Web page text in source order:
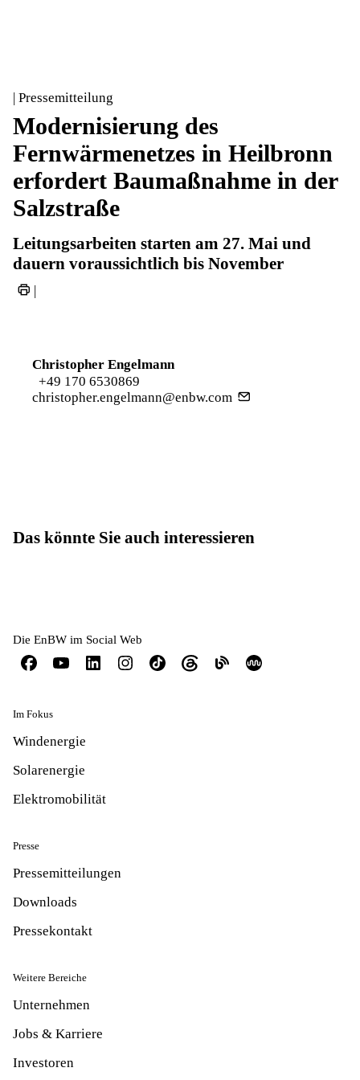
| Pressemitteilung
Modernisierung des
Fernwärmenetzes in Heilbronn
erfordert Baumaßnahme in der
Salzstraße
Leitungsarbeiten starten am 27. Mai und
dauern voraussichtlich bis November
|
Christopher Engelmann
+49 170 6530869
christopher.engelmann@enbw.com
Das könnte Sie auch interessieren
Die EnBW im Social Web
Im Fokus
Windenergie
Solarenergie
Elektromobilität
Presse
Pressemitteilungen
Downloads
Pressekontakt
Weitere Bereiche
Unternehmen
Jobs & Karriere
Investoren